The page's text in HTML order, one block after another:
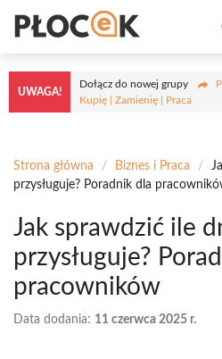
treści
UWAGA!
Dołącz do nowej grupy
Kupię | Zamienię | Praca
Strona główna / Biznes i Praca /
przysługuje? Poradnik dla
Jak sprawdzić ile
przysługuje?
pracowników
Data dodania: 11 czerwca 2025 r.